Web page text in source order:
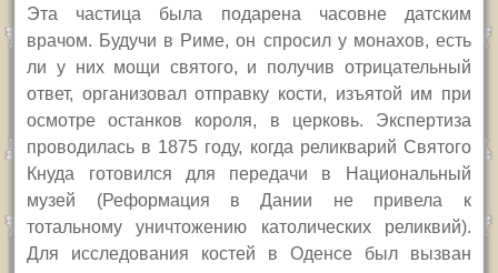
Эта частица была подарена часовне датским
врачом. Будучи в Риме, он спросил у монахов, есть
ли у них мощи святого, и получив отрицательный
ответ, организовал отправку кости, изъятой им при
осмотре останков короля, в церковь. Экспертиза
проводилась в 1875 году, когда реликварий Святого
Кнуда готовился для передачи в Национальный
музей (Реформация в Дании не привела к
тотальному уничтожению католических реликвий).
Для исследования костей в Оденсе был вызван